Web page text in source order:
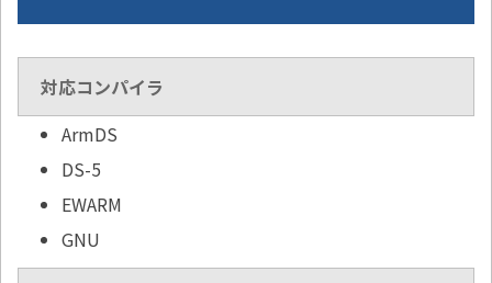
対応コンパイラ
ArmDS
DS-5
EWARM
GNU